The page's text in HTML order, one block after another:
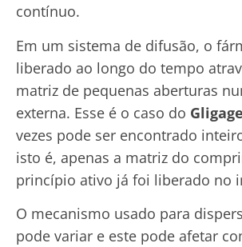
contínuo.
Em um sistema de difusão, o
liberado ao longo do tempo
matriz de pequenas aberturas
externa. Esse é o caso do
vezes pode ser encontrado
isto é, apenas a matriz do
princípio ativo já foi liberado no
O mecanismo usado para
pode variar e este pode afetar